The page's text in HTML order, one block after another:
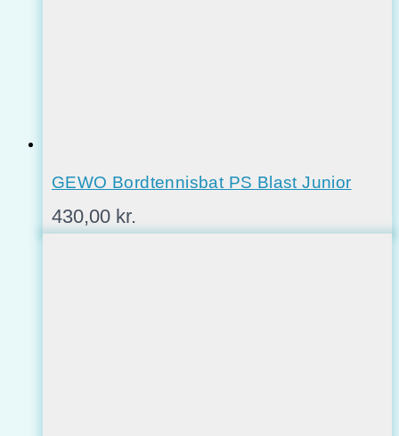
GEWO Bordtennisbat PS Blast Junior
430,00 kr.